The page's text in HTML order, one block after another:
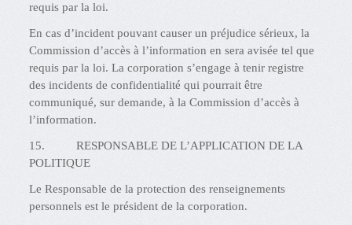
requis par la loi.
En cas d’incident pouvant causer un préjudice sérieux, la
Commission d’accès à l’information en sera avisée tel que
requis par la loi. La corporation s’engage à tenir registre
des incidents de confidentialité qui pourrait être
communiqué, sur demande, à la Commission d’accès à
l’information.
15. RESPONSABLE DE L’APPLICATION DE LA
POLITIQUE
Le Responsable de la protection des renseignements
personnels est le président de la corporation.